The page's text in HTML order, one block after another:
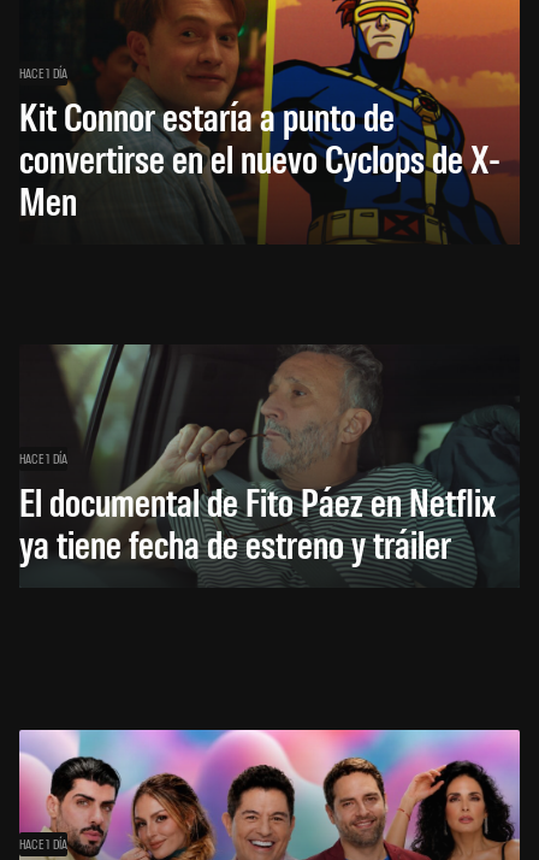
HACE 1 DÍA
Kit Connor estaría a punto de
convertirse en el nuevo Cyclops de X-
Men
HACE 1 DÍA
El documental de Fito Páez en Netflix
ya tiene fecha de estreno y tráiler
HACE 1 DÍA